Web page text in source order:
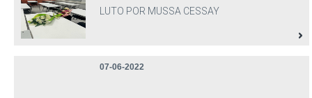
LUTO POR MUSSA CESSAY
07-06-2022